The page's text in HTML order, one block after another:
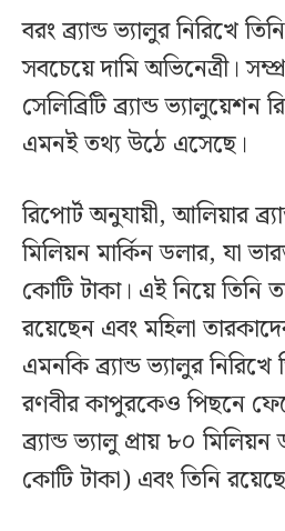
বরং ব্র্যান্ড ভ্যালুর নিরিখে
সবচেয়ে দামি অভিনেত্রী।
সেলিব্রিটি ব্র্যান্ড
এমনই তথ্য উঠে এসেছে।
রিপোর্ট অনুযায়ী, আলিয়ার
মিলিয়ন মার্কিন ডলার, যা
কোটি টাকা। এই নিয়ে তিনি
রয়েছেন এবং মহিলা
এমনকি ব্র্যান্ড ভ্যালুর নিরিখে
রণবীর কাপুরকেও পিছনে
ব্র্যান্ড ভ্যালু প্রায় ৮০
কোটি টাকা) এবং তিনি